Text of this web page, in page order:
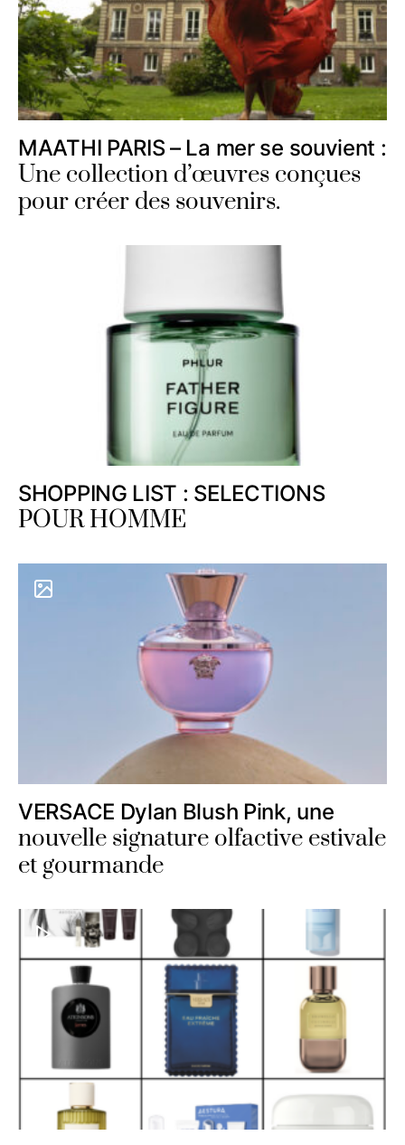
MAATHI PARIS – La mer se souvient :
Une collection d’œuvres conçues
pour créer des souvenirs.
SHOPPING LIST : SELECTIONS
POUR HOMME
VERSACE Dylan Blush Pink, une
nouvelle signature olfactive estivale
et gourmande